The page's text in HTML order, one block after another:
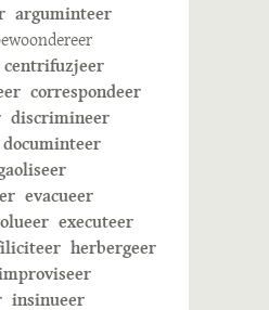
arguminteer
centrifuzjeer
correspondeer
discrimineer
documinteer
evacueer
executeer
herbergeer
insinueer